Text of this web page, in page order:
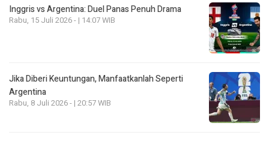
Inggris vs Argentina: Duel Panas Penuh Drama
Rabu, 15 Juli 2026 - | 14:07 WIB
Jika Diberi Keuntungan, Manfaatkanlah Seperti
Argentina
Rabu, 8 Juli 2026 - | 20:57 WIB